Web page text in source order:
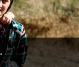
مصادرة